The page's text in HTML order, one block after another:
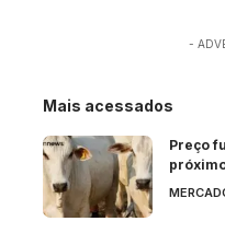
-
Mais acessados
Preço